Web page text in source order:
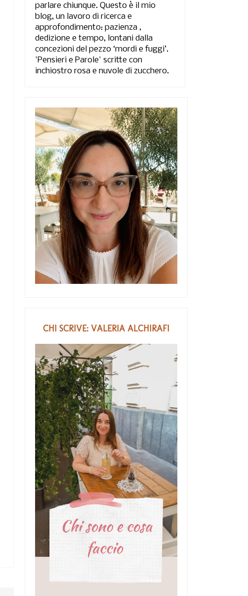
Calze elastiche, calzini per
piede ...
Idee look per una
giornata estiva i...
parlare chiunque. Questo è il mio
blog, un lavoro di ricerca e
approfondimento: pazienza ,
dedizione e tempo, lontani dalla
concezioni del pezzo ‘mordi e fuggi’.
'Pensieri e Parole' scritte con
inchiostro rosa e nuvole di zucchero.
CHI SCRIVE: VALERIA ALCHIRAFI